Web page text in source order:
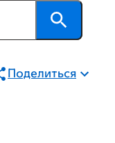
Поделиться